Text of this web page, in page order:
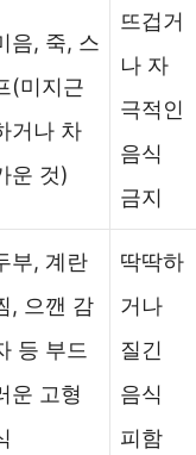
음, 죽, 스
(미지근
거나 차
운 것)
뜨겁거
나 자
극적인
음식
금지
부, 계란
, 으깬 감
등 부드
운 고형
딱딱하
거나
질긴
음식
피함